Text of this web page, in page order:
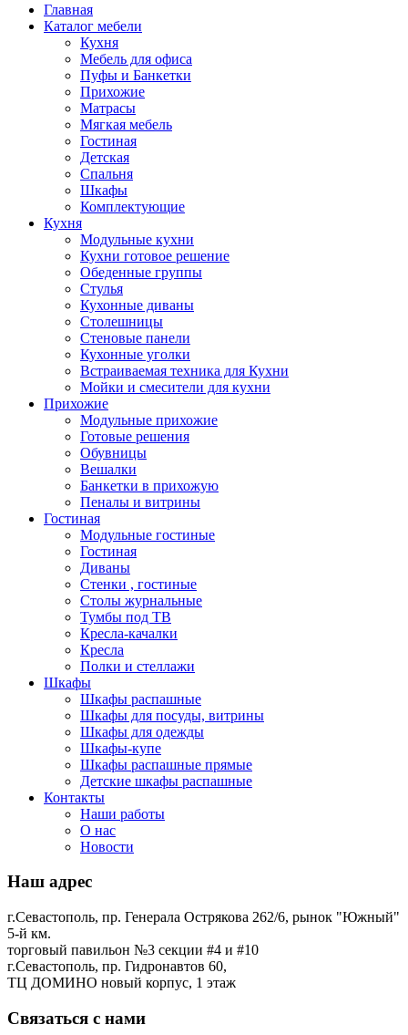
Главная
Каталог мебели
Кухня
Мебель для офиса
Пуфы и Банкетки
Прихожие
Матрасы
Мягкая мебель
Гостиная
Детская
Спальня
Шкафы
Комплектующие
Кухня
Модульные кухни
Кухни готовое решение
Обеденные группы
Стулья
Кухонные диваны
Столешницы
Стеновые панели
Кухонные уголки
Встраиваемая техника для Кухни
Мойки и смесители для кухни
Прихожие
Модульные прихожие
Готовые решения
Обувницы
Вешалки
Банкетки в прихожую
Пеналы и витрины
Гостиная
Модульные гостиные
Гостиная
Диваны
Стенки , гостиные
Столы журнальные
Тумбы под ТВ
Кресла-качалки
Кресла
Полки и стеллажи
Шкафы
Шкафы распашные
Шкафы для посуды, витрины
Шкафы для одежды
Шкафы-купе
Шкафы распашные прямые
Детские шкафы распашные
Контакты
Наши работы
О нас
Новости
Наш адрес
г.Севастополь, пр. Генерала Острякова 262/6, рынок "Южный"
5-й км.
торговый павильон №3 секции #4 и #10
г.Севастополь, пр. Гидронавтов 60,
ТЦ ДОМИНО новый корпус, 1 этаж
Связаться с нами